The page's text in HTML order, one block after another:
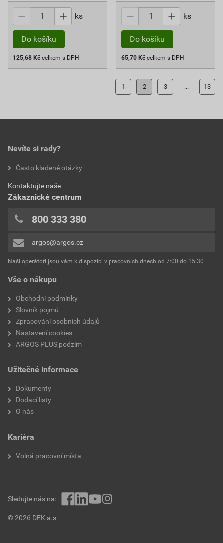
ks
Do košíku
125,68 Kč celkem s DPH
ks
Do košíku
65,70 Kč celkem s DPH
1 2 3 ... 13
Vše o nákupu
Obchodní podmínky
Slovník pojmů
Zpracování osobních údajů
Nastavení cookies
ARGOS PLUS podzim
Užitečné informace
Dokumenty
Dodací listy
O nás
Kariéra
Volná pracovní místa
Nevíte si rady?
Často kladené otázky
Kontaktujte naše
Zákaznické centrum
800 333 380
argos@argos.cz
Naši operátoři jsou vám k dispozici v pracovních dnech od 7:00 do 15:30
© 2026 DEK a.s.
Sledujte nás na: